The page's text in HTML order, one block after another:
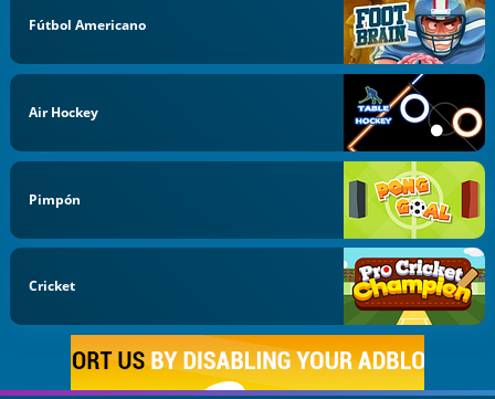
Fútbol Americano
Air Hockey
Pimpón
Cricket